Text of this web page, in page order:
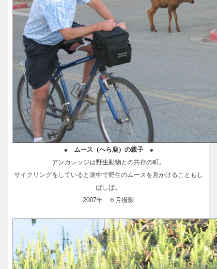
● ムース（へら鹿）の親子●
アンカレッジは野生動物との共存の町。
サイクリングをしていると途中で野生のムースを見かけることもし
ばしば。
2007年 ６月撮影